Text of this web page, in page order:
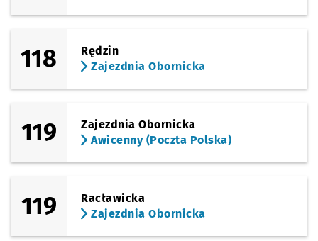
118
Rędzin
Zajezdnia Obornicka
119
Zajezdnia Obornicka
Awicenny (Poczta Polska)
119
Racławicka
Zajezdnia Obornicka